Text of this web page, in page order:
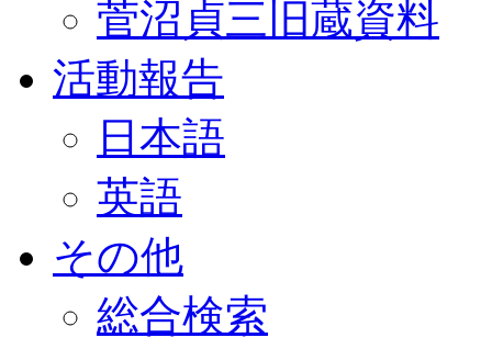
菅沼貞三旧蔵資料
活動報告
日本語
英語
その他
総合検索